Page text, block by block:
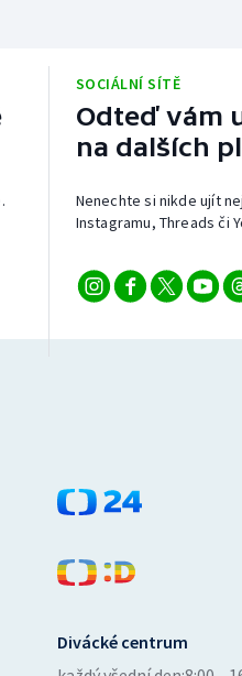
SOCIÁLNÍ SÍTĚ
Odteď vám
na dalších
Nenechte si nikde ujít
Instagramu, Threads či
Divácké centrum